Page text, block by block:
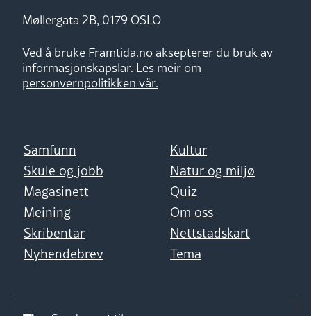
Møllergata 2B, 0179 OSLO
Ved å bruke Framtida.no aksepterer du bruk av
informasjonskapslar. Les meir om
personvernpolitikken vår.
Samfunn
Kultur
Skule og jobb
Natur og miljø
Magasinett
Quiz
Meining
Om oss
Skribentar
Nettstadskart
Nyhendebrev
Tema